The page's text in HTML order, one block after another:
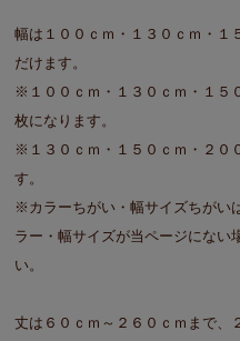
幅は１００ｃｍ・１３０ｃｍ・１
だけます。
※１００ｃｍ・１３０ｃｍ・１５
枚になります。
※１３０ｃｍ・１５０ｃｍ・２０
す。
※カラーちがい・幅サイズちがい
ラー・幅サイズが当ページにない
い。
丈は６０ｃｍ～２６０ｃｍまで、